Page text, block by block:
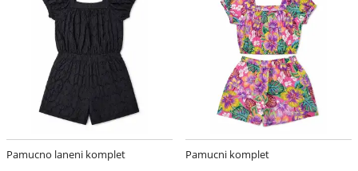
Pamucno laneni komplet Pamucni komplet